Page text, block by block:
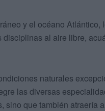
y el océano Atlántico,
al aire libre,
naturales
las diversas
sino que también atraería a